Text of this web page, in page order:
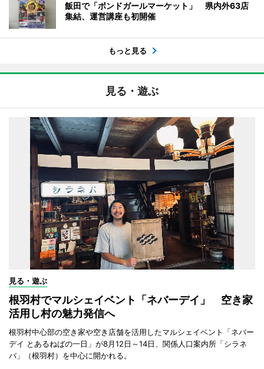
飯田で「ボンドガールマーケット」 県内外63店
集結、運営講座も初開催
もっと見る
見る・遊ぶ
見る・遊ぶ
根羽村でマルシェイベント「ネバーデイ」 空き家
活用し村の魅力発信へ
根羽村中心部の空き家や空き店舗を活用したマルシェイベント「ネバー
デイ とあるねばの一日」が8月12日～14日、関係人口案内所「シラネ
バ」（根羽村）を中心に開かれる。